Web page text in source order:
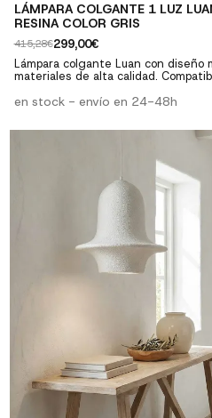
LÁMPARA COLGANTE 1 LUZ
RESINA COLOR GRIS
415,28€299,00€
Lámpara colgante Luan con diseño
materiales de alta calidad.
comedores y dormitorios. ✓ Diseño moderno: Estilo
Materiales resistentes y duraderos
en stock - envío en 24-48h